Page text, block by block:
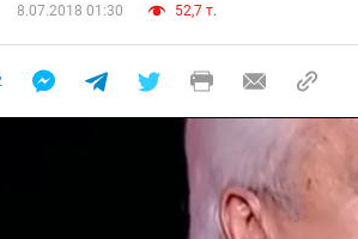
8.07.2018 01:30
52,7 т.